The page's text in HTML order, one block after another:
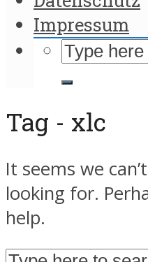
Impressum
Tag - xlc
It seems we
looking for.
help.